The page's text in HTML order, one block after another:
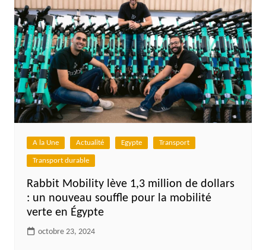
A la Une Actualité Egypte Transport
Transport durable
Rabbit Mobility lève 1,3 million de dollars
: un nouveau souffle pour la mobilité
verte en Égypte
octobre 23, 2024